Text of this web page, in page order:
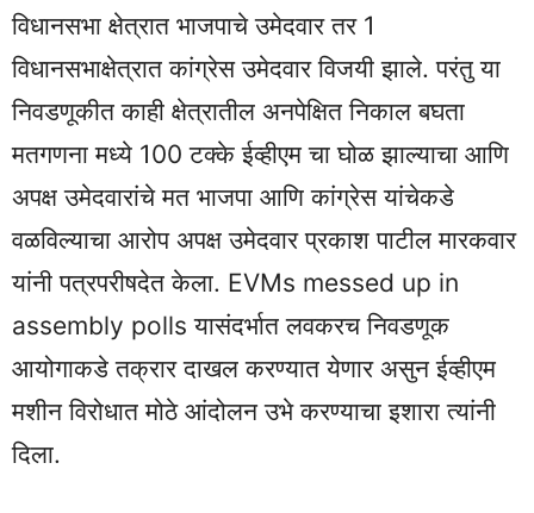
विधानसभा क्षेत्रात भाजपाचे उमेदवार तर 1
विधानसभाक्षेत्रात कांग्रेस उमेदवार विजयी झाले. परंतु या
निवडणूकीत काही क्षेत्रातील अनपेक्षित निकाल बघता
मतगणना मध्ये 100 टक्के ईव्हीएम चा घोळ झाल्याचा आणि
अपक्ष उमेदवारांचे मत भाजपा आणि कांग्रेस यांचेकडे
वळविल्याचा आरोप अपक्ष उमेदवार प्रकाश पाटील मारकवार
यांनी पत्रपरीषदेत केला. EVMs messed up in
assembly polls यासंदर्भात लवकरच निवडणूक
आयोगाकडे तक्रार दाखल करण्यात येणार असुन ईव्हीएम
मशीन विरोधात मोठे आंदोलन उभे करण्याचा इशारा त्यांनी
दिला.